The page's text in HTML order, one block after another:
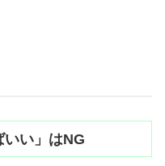
いい」はNG